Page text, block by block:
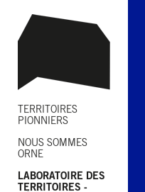
TERRITOIRES
PIONNIERS
NOUS SOMMES
ORNE
LABORATOIRE DES
TERRITOIRES -